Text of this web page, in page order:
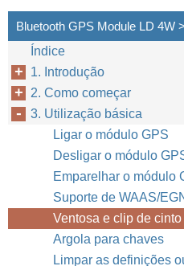
Bluetooth GPS Module LD 4W
Índice
1. Introdução
2. Como começar
3. Utilização básica
Ligar o módulo GPS
Desligar o módulo
Emparelhar o módulo
Suporte de WAAS/
Ventosa e clip de cinto
Argola para chaves
Limpar as definições